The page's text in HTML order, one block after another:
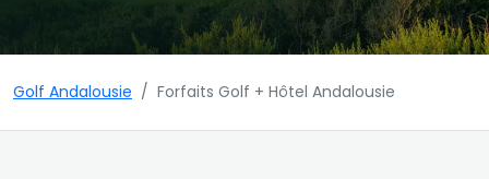
Golf Andalousie Forfaits Golf + Hôtel Andalousie